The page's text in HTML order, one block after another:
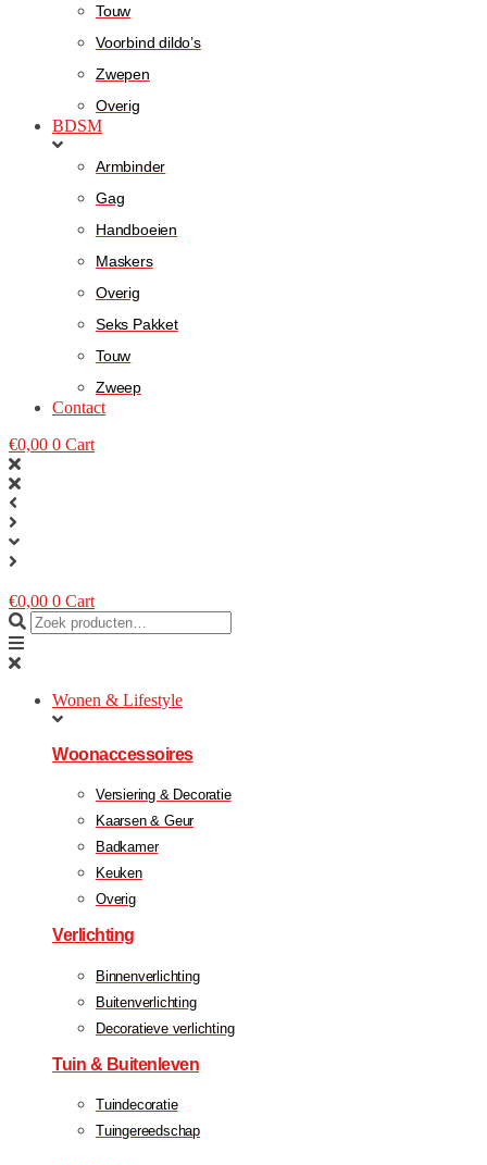
Touw
Voorbind dildo’s
Zwepen
Overig
BDSM
Armbinder
Gag
Handboeien
Maskers
Overig
Seks Pakket
Touw
Zweep
Contact
€0,00 0 Cart
€0,00 0 Cart
Wonen & Lifestyle
Woonaccessoires
Versiering & Decoratie
Kaarsen & Geur
Badkamer
Keuken
Overig
Verlichting
Binnenverlichting
Buitenverlichting
Decoratieve verlichting
Tuin & Buitenleven
Tuindecoratie
Tuingereedschap